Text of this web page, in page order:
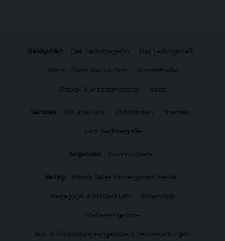
Kategorien: Das Fachmagazin Das Leitungsheft
Wenn Eltern Rat suchen Sonderhefte
Praxis- & Arbeitsmaterial Abos
Services: Wir über uns Autor:innen Themen
Päd. Fachbegriffe
Angebote: Gewinnspiele
Verlag: Media Sales kindergarten heute
Pädagogik & Kinderbuch WhatsApp
Stellenangebote
Aus- & Fortbildungsangebote & Veranstaltungen